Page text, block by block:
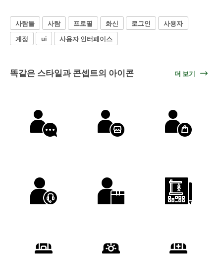
사람들 사람 프로필 화신 로그인
사용자
계정
ui 사용자 인터페이스
똑같은 스타일과 콘셉트의 아이콘 더 보기